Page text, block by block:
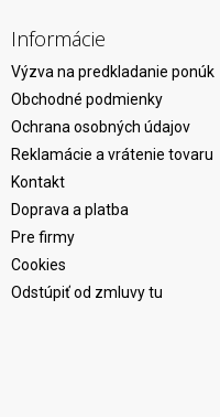
Informácie
Výzva na predkladanie ponúk
Obchodné podmienky
Ochrana osobných údajov
Reklamácie a vrátenie tovaru
Kontakt
Doprava a platba
Pre firmy
Cookies
Odstúpiť od zmluvy tu